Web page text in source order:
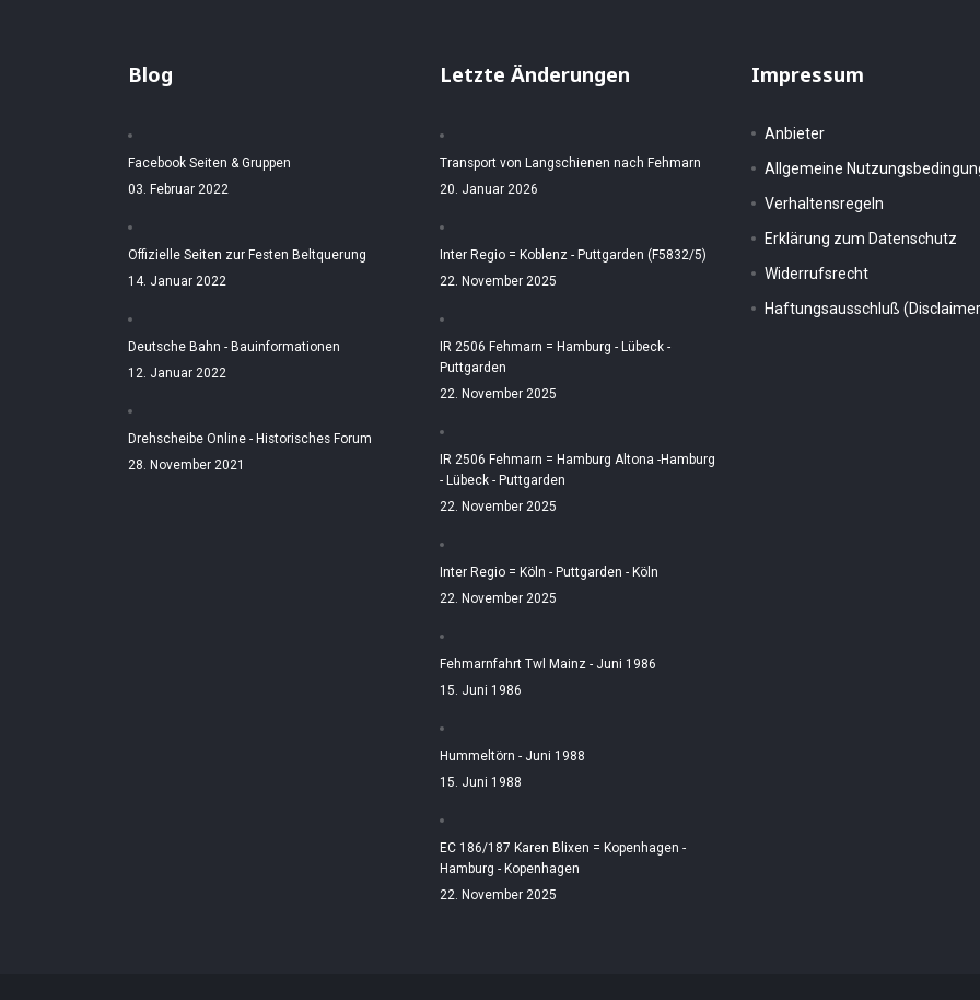
Blog
Facebook Seiten & Gruppen
03. Februar 2022
Offizielle Seiten zur Festen Beltquerung
14. Januar 2022
Deutsche Bahn - Bauinformationen
12. Januar 2022
Drehscheibe Online - Historisches Forum
28. November 2021
Letzte Änderungen
Transport von Langschienen nach Fehmarn
20. Januar 2026
Inter Regio = Koblenz - Puttgarden (F5832/5)
22. November 2025
IR 2506 Fehmarn = Hamburg - Lübeck -
Puttgarden
22. November 2025
IR 2506 Fehmarn = Hamburg Altona -Hamburg
- Lübeck - Puttgarden
22. November 2025
Inter Regio = Köln - Puttgarden - Köln
22. November 2025
Fehmarnfahrt Twl Mainz - Juni 1986
15. Juni 1986
Hummeltörn - Juni 1988
15. Juni 1988
EC 186/187 Karen Blixen = Kopenhagen -
Hamburg - Kopenhagen
22. November 2025
Impressum
Anbieter
Allgemeine
Verhaltensregeln
Erklärung zum Datenschutz
Widerrufsrecht
Haftungsausschluß